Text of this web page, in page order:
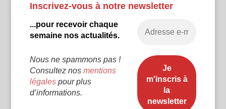
Inscrivez-vous à notre newsletter
...pour recevoir chaque
semaine nos actualités.
Nous ne spammons pas !
Consultez nos mentions
légalespour plus
d’informations.